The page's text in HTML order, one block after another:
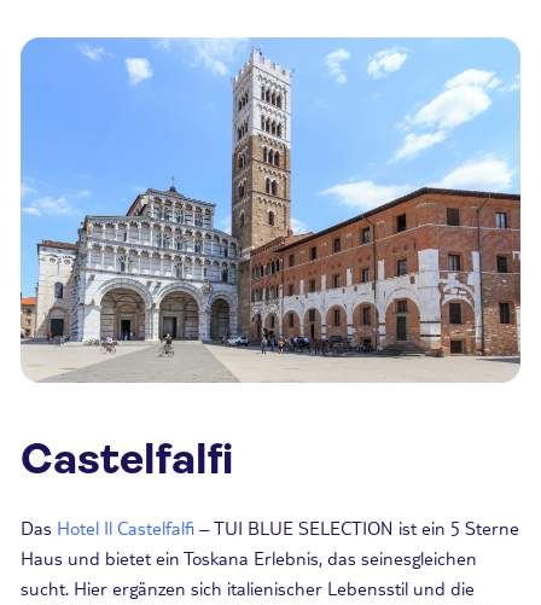
Castelfalfi
Das Hotel Il Castelfalfi – TUI BLUE SELECTION ist ein 5 Sterne
Haus und bietet ein Toskana Erlebnis, das seinesgleichen
sucht. Hier ergänzen sich italienischer Lebensstil und die